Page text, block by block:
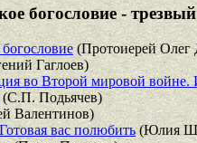
богословие -
(Протоиерей Олег
Гаглоев)
во Второй мировой
(С.П. Подьячев)
Валентинов)
вас полюбить(Юлия